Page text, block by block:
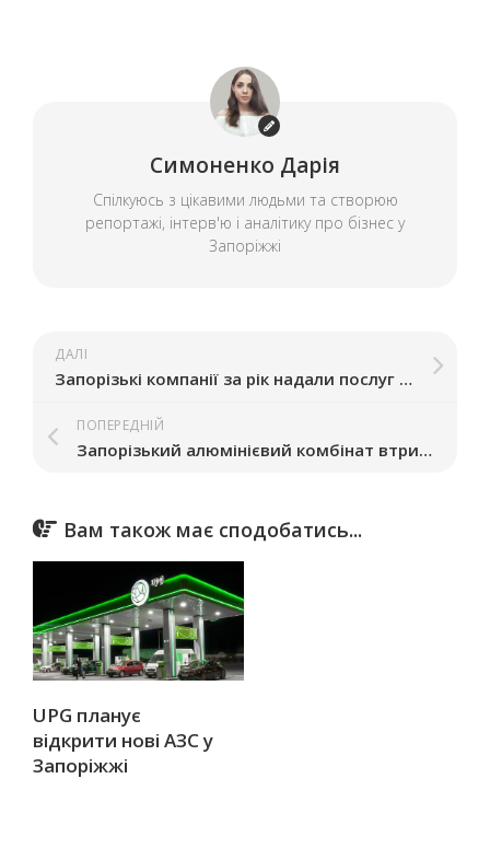
Симоненко Дарія
Спілкуюсь з цікавими людьми та створюю
репортажі, інтерв'ю і аналітику про бізнес у
Запоріжжі
ДАЛІ
Запорізькі компанії за рік надали послуг на 18,4 млрд грн: хто у лідерах
ПОПЕРЕДНІЙ
Запорізький алюмінієвий комбінат втринадцяте виставили на продаж
Вам також має сподобатись...
UPG планує
відкрити нові АЗС у
Запоріжжі